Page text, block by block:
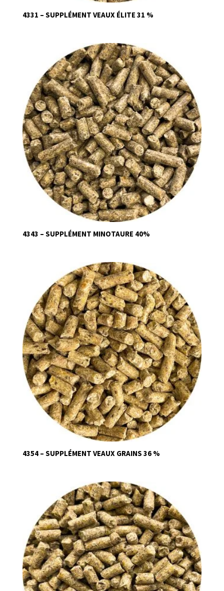
4331 – SUPPLÉMENT VEAUX ÉLITE 31 %
4343 – SUPPLÉMENT MINOTAURE 40%
4354 – SUPPLÉMENT VEAUX GRAINS 36 %